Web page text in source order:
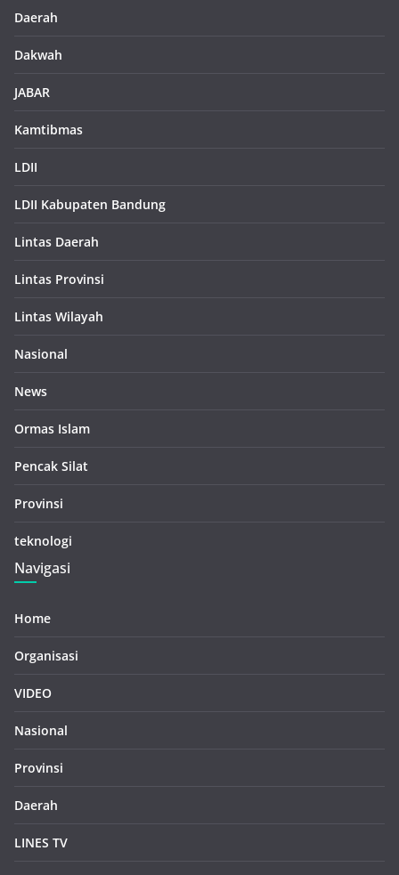
Daerah
Dakwah
JABAR
Kamtibmas
LDII
LDII Kabupaten Bandung
Lintas Daerah
Lintas Provinsi
Lintas Wilayah
Nasional
News
Ormas Islam
Pencak Silat
Provinsi
teknologi
Navigasi
Home
Organisasi
VIDEO
Nasional
Provinsi
Daerah
LINES TV